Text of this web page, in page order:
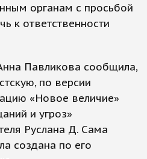
органам с просьбой
к ответственности
Павликова сообщила,
по версии
«Новое величие»
и угроз»
Руслана Д. Сама
создана по его